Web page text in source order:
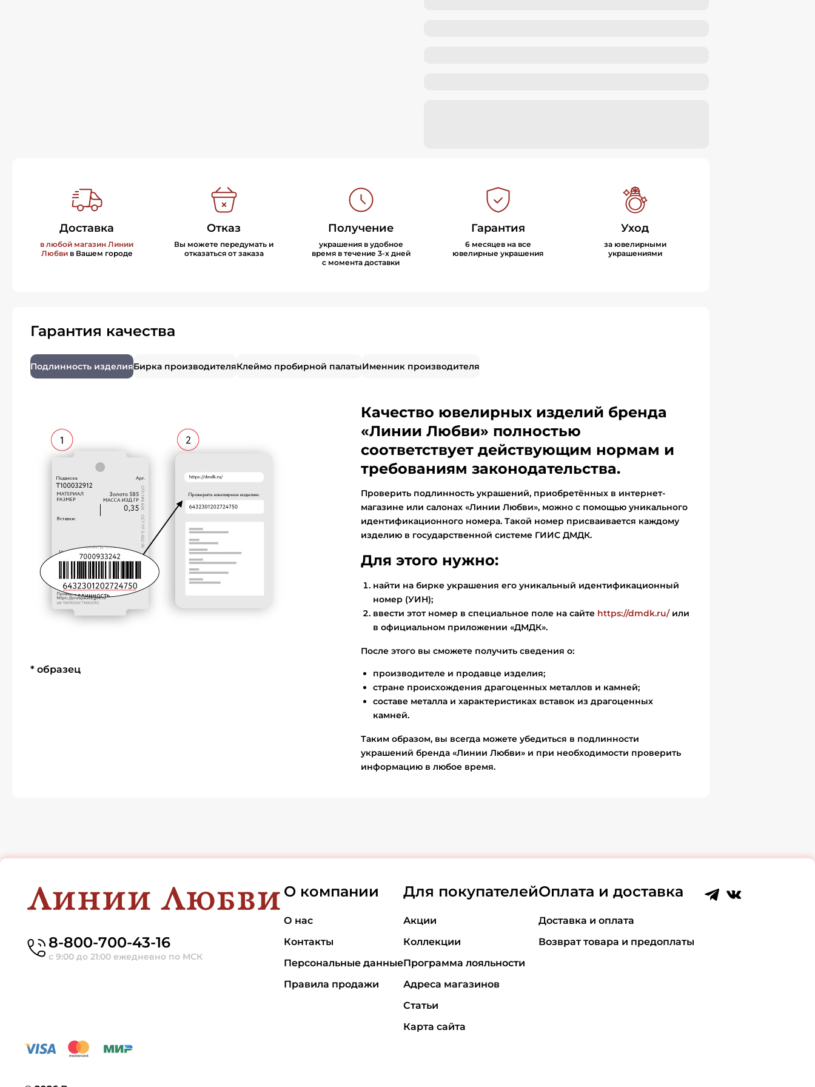
Доставка
в любой магазин Линии
Любвив Вашем городе
Отказ
Вы можете передумать и
отказаться от заказа
Получение
украшения в удобное
время в течение 3-х дней
с момента доставки
Гарантия
6 месяцев на все
ювелирные украшения
Уход
за ювелирными
украшениями
Гарантия качества
Подлинность изделияБирка производителяКлеймо пробирной палатыИменник производителя
* образец
Качество ювелирных изделий бренда
«Линии Любви» полностью
соответствует действующим нормам и
требованиям законодательства.
Проверить подлинность украшений, приобретённых в интернет-
магазине или салонах «Линии Любви», можно с помощью уникального
идентификационного номера. Такой номер присваивается каждому
изделию в государственной системе ГИИС ДМДК.
Для этого нужно:
найти на бирке украшения его уникальный идентификационный
номер (УИН);
ввести этот номер в специальное поле на сайте https://dmdk.ru/или
в официальном приложении «ДМДК».
После этого вы сможете получить сведения о:
производителе и продавце изделия;
стране происхождения драгоценных металлов и камней;
составе металла и характеристиках вставок из драгоценных
камней.
Таким образом, вы всегда можете убедиться в подлинности
украшений бренда «Линии Любви» и при необходимости проверить
информацию в любое время.
8-800-700-43-16
с 9:00 до 21:00 ежедневно по МСК
О компании
О нас
Контакты
Персональные данные
Правила продажи
Для покупателей
Акции
Коллекции
Программа лояльности
Адреса магазинов
Статьи
Карта сайта
Оплата и доставка
Доставка и оплата
Возврат товара и предоплаты